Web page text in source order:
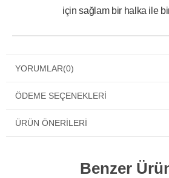
için sağlam bir halka ile
YORUMLAR(0)
ÖDEME SEÇENEKLERI
ÜRÜN ÖNERILERI
Benzer